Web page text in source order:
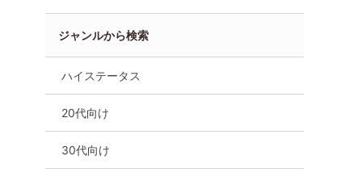
ジャンルから検索
ハイステータス
20代向け
30代向け